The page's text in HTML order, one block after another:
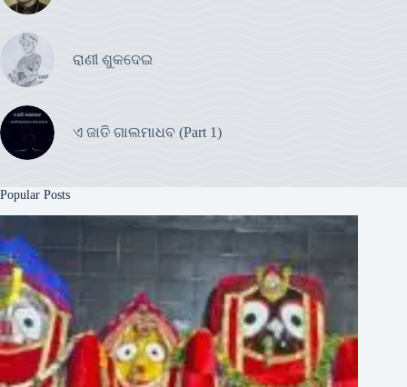
ରାଣୀ ଶୁକଦେଇ
ଏ ଜାତି ଗାଲମାଧବ (Part 1)
Popular Posts